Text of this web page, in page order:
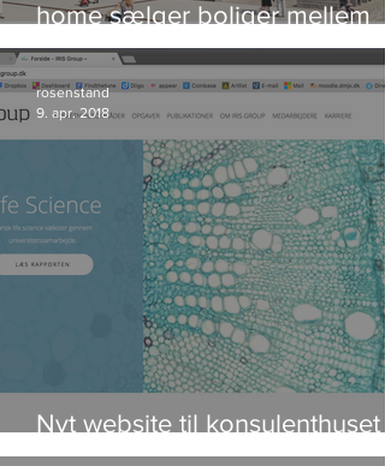
home sælger boliger mellem
himmel og hav
Nyt website til konsulenthuset
IRIS Group
rosenstand
9. apr. 2018